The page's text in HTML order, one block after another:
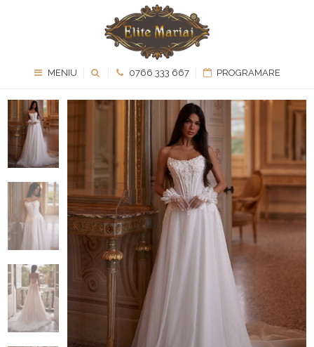
MENIU 0766 333 667 PROGRAMARE